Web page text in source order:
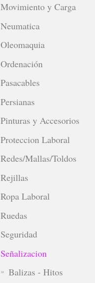
Movimiento y Carga
Neumatica
Oleomaquia
Ordenación
Pasacables
Persianas
Pinturas y Accesorios
Proteccion Laboral
Redes/Mallas/Toldos
Rejillas
Ropa Laboral
Ruedas
Seguridad
Señalizacion
Balizas - Hitos